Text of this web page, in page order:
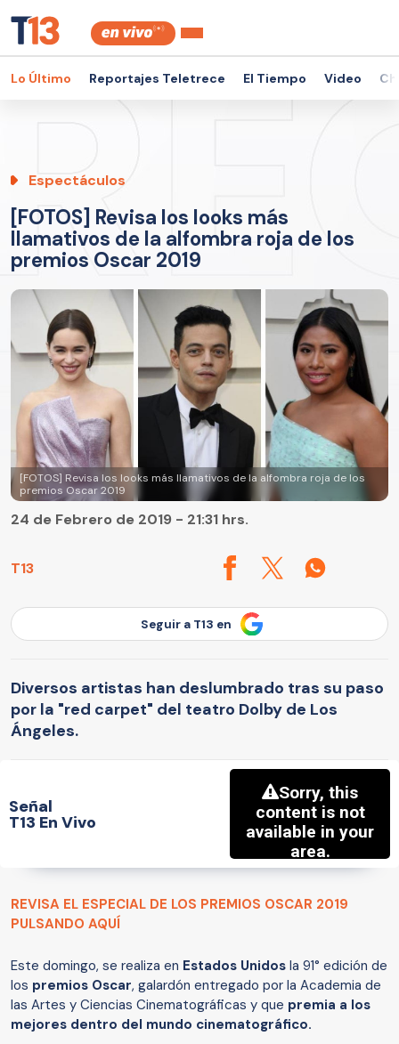
Lo Último Reportajes Teletrece El Tiempo Video
Espectáculos
[FOTOS] Revisa los looks más
llamativos de la alfombra roja de los
premios Oscar 2019
[FOTOS] Revisa los looks más llamativos de la alfombra roja de los
premios Oscar 2019
T13
24 de Febrero de 2019 - 21:31 hrs.
Seguir a T13 en
Diversos artistas han deslumbrado tras su paso
por la "red carpet" del teatro Dolby de Los
Ángeles.
Señal
T13 En Vivo
REVISA EL ESPECIAL DE LOS PREMIOS OSCAR 2019
PULSANDO AQUÍ
Este domingo, se realiza en Estados Unidos la 91° edición de
los premios Oscar, galardón entregado por la Academia de
las Artes y Ciencias Cinematográficas y que premia a los
mejores dentro del mundo cinematográfico.